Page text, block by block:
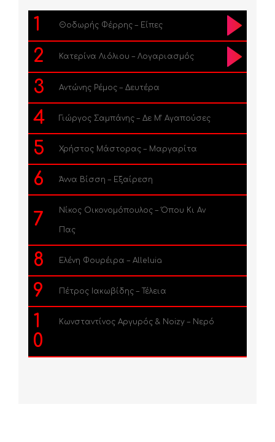
1 Θοδωρής Φέρρης – Είπες
2 Κατερίνα Λιόλιου – Λογαριασμός
3 Αντώνης Ρέμος – Δευτέρα
4 Γιώργος Σαμπάνης – Δε Μ’ Αγαπούσες
5 Χρήστος Μάστορας – Μαργαρίτα
6 Άννα Βίσση – Εξαίρεση
7 Νίκος Οικονομόπουλος – Όπου Κι Αν
Πας
8 Ελένη Φουρέιρα – Alleluia
9 Πέτρος Ιακωβίδης – Τέλεια
1
0
Κωνσταντίνος Αργυρός & Noizy – Νερό